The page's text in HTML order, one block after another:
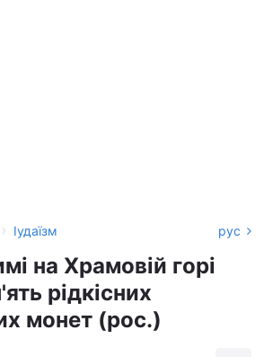
› Іудаїзм рус
на Храмовій горі
рідкісних
монет (рос.)